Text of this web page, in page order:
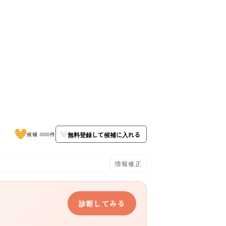
候補 0000件 無料登録して候補に入れる
情報修正
診断してみる